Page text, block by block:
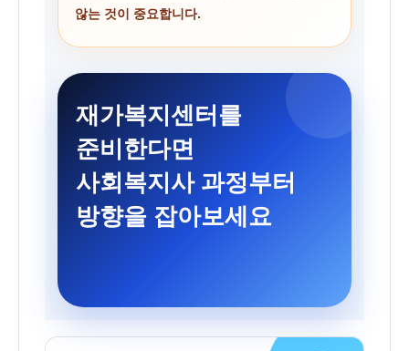
않는 것이 중요합니다.
재가복지센터를
준비한다면
사회복지사 과정부터
방향을 잡아보세요